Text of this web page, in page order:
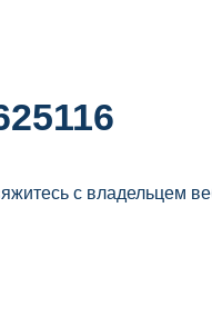
с владельцем